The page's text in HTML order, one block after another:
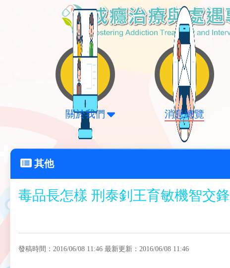
關於我們 消息總覽
其他
毒品長怎樣 刑泰釗王育敏機智交鋒
發稿時間：2016/06/08 11:46 最新更新：2016/06/08 11:46